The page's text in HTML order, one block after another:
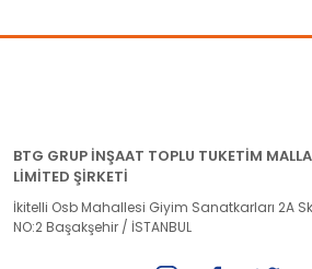
BTG GRUP İNŞAAT TOPLU TUKETİM
LİMİTED ŞİRKETİ
İkitelli Osb Mahallesi Giyim Sanatkarları 2A Sk.
NO:2 Başakşehir / İSTANBUL